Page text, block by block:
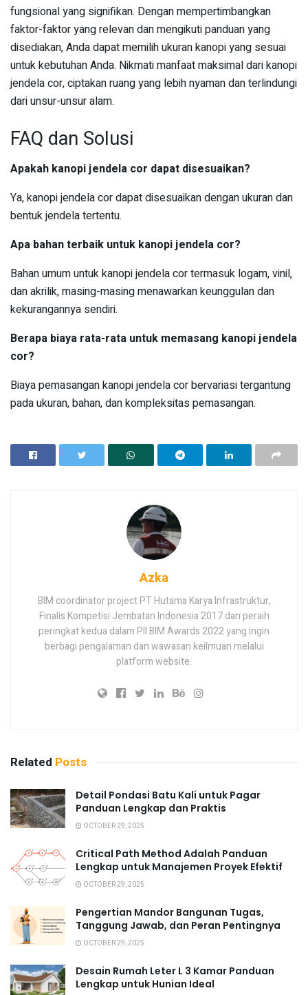
fungsional yang signifikan. Dengan mempertimbangkan
faktor-faktor yang relevan dan mengikuti panduan yang
disediakan, Anda dapat memilih ukuran kanopi yang sesuai
untuk kebutuhan Anda. Nikmati manfaat maksimal dari kanopi
jendela cor, ciptakan ruang yang lebih nyaman dan terlindungi
dari unsur-unsur alam.
FAQ dan Solusi
Apakah kanopi jendela cor dapat disesuaikan?
Ya, kanopi jendela cor dapat disesuaikan dengan ukuran dan
bentuk jendela tertentu.
Apa bahan terbaik untuk kanopi jendela cor?
Bahan umum untuk kanopi jendela cor termasuk logam, vinil,
dan akrilik, masing-masing menawarkan keunggulan dan
kekurangannya sendiri.
Berapa biaya rata-rata untuk memasang kanopi jendela
cor?
Biaya pemasangan kanopi jendela cor bervariasi tergantung
pada ukuran, bahan, dan kompleksitas pemasangan.
Azka
BIM coordinator project PT Hutama Karya Infrastruktur,
Finalis Kompetisi Jembatan Indonesia 2017 dan peraih
peringkat kedua dalam PII BIM Awards 2022 yang ingin
berbagi pengalaman dan wawasan keilmuan melalui
platform website.
Related Posts
Detail Pondasi Batu Kali untuk Pagar
Panduan Lengkap dan Praktis
OCTOBER 29, 2025
Critical Path Method Adalah Panduan
Lengkap untuk Manajemen Proyek Efektif
OCTOBER 29, 2025
Pengertian Mandor Bangunan Tugas,
Tanggung Jawab, dan Peran Pentingnya
OCTOBER 29, 2025
Desain Rumah Leter L 3 Kamar Panduan
Lengkap untuk Hunian Ideal